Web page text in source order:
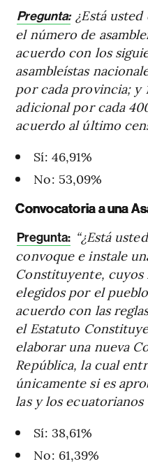
Pregunta: ¿Está
el número de
acuerdo con los
asambleístas
por cada provincia; y
adicional por cada
acuerdo al último
Sí: 46,91%
No: 53,09%
Convocatoria a una
Pregunta: “¿Está
convoque e instale
Constituyente, cuyos
elegidos por el
acuerdo con las
el Estatuto
elaborar una nueva
República, la cual
únicamente si es
las y los ecuatorianos
Sí: 38,61%
No: 61,39%